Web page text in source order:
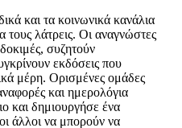
και τα κοινωνικά κανάλια
τους λάτρεις. Οι αναγνώστες
συζητούν
εκδόσεις που
μέρη. Ορισμένες ομάδες
και ημερολόγια
και δημιουργήσε ένα
άλλοι να μπορούν να